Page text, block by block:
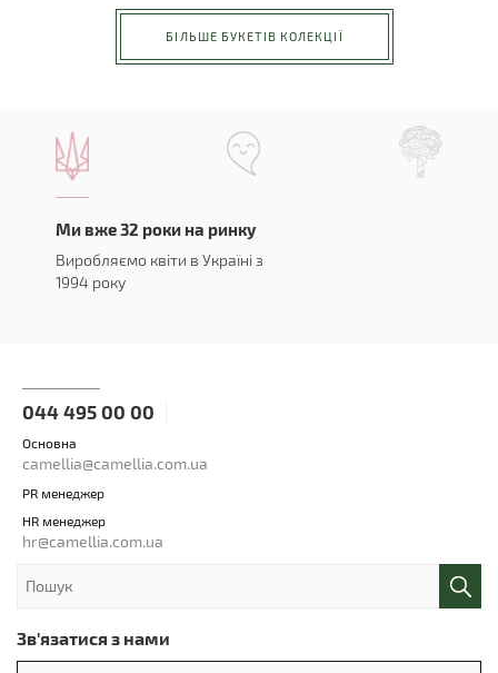
БІЛЬШЕ БУКЕТІВ КОЛЕКЦІЇ
Ми вже 32 роки на ринку
Виробляємо квіти в Україні з
1994 року
044 495 00 00
Основна
camellia@camellia.com.ua
PR менеджер
HR менеджер
hr@camellia.com.ua
Зв'язатися з нами